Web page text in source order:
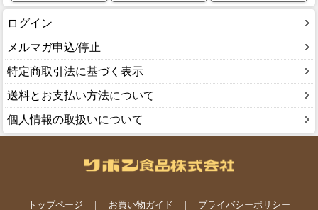
ログイン
メルマガ申込/停止
特定商取引法に基づく表示
送料とお支払い方法について
個人情報の取扱いについて
トップページ お買い物ガイド プライバシーポリシー